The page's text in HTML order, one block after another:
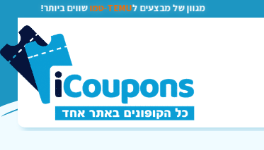
מגוון של מבצעים לTEMU-טמו שווים ביותר!